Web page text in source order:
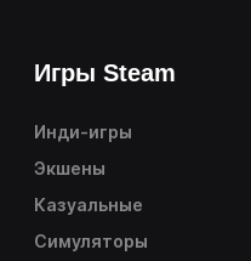
Игры Steam
Инди-игры
Экшены
Казуальные
Симуляторы